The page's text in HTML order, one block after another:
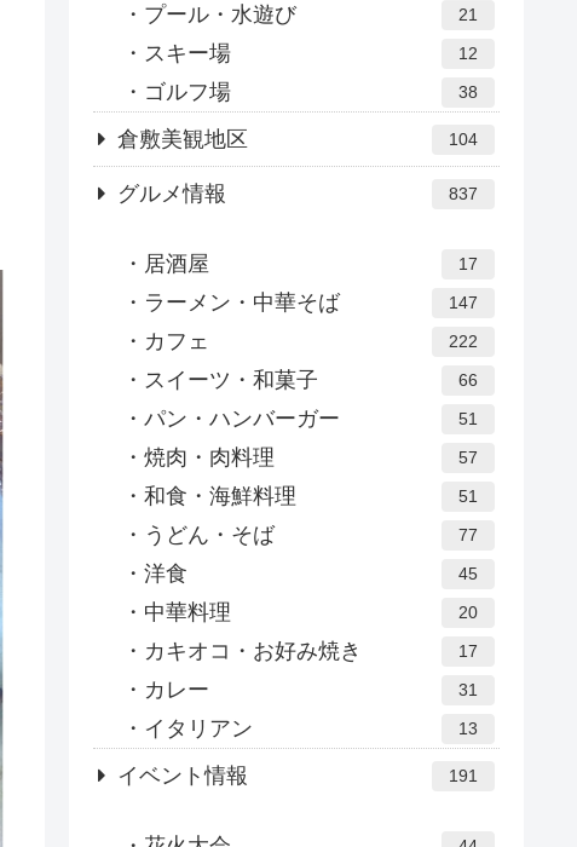
プール・水遊び 21
スキー場 12
ゴルフ場 38
倉敷美観地区 104
グルメ情報 837
居酒屋 17
ラーメン・中華そば 147
カフェ 222
スイーツ・和菓子 66
パン・ハンバーガー 51
焼肉・肉料理 57
和食・海鮮料理 51
うどん・そば 77
洋食 45
中華料理 20
カキオコ・お好み焼き 17
カレー 31
イタリアン 13
イベント情報 191